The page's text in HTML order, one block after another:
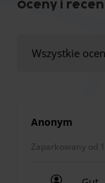
Aby zapewnić
zapoznanie się z
Podanie godziny
Oceny i
Wszystkie
Anonym
Zaparkowany od